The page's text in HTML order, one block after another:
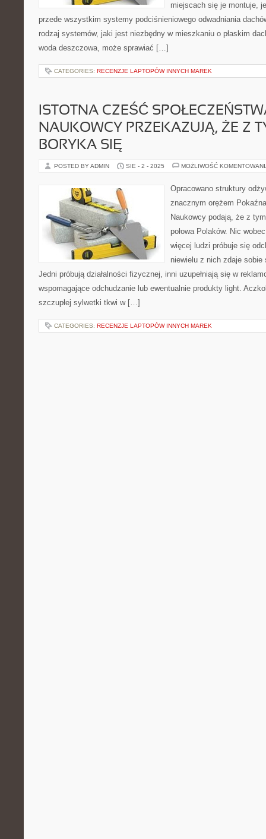
miejscach się je montuje,
przede wszystkim systemy podciśnieniowego odwadniania
rodzaj systemów, jaki jest niezbędny w mieszkaniu o płaskim
woda deszczowa, może sprawiać […]
CATEGORIES: RECENZJE LAPTOPÓW INNYCH MAREK
ISTOTNA CZEŚĆ
NAUKOWCY PRZEKAZUJĄ, ŻE Z
BORYKA SIĘ
POSTED BY ADMIN SIE - 2 - 2025 MOŻLIWOŚĆ
Opracowano struktury
znacznym orężem
Naukowcy podają, że z
połowa Polaków. Nic
więcej ludzi próbuje się
niewielu z nich zdaje
Jedni próbują działalności fizycznej, inni uzupełniają się w
wspomagające odchudzanie lub ewentualnie produkty light.
szczupłej sylwetki tkwi w […]
CATEGORIES: RECENZJE LAPTOPÓW INNYCH MAREK